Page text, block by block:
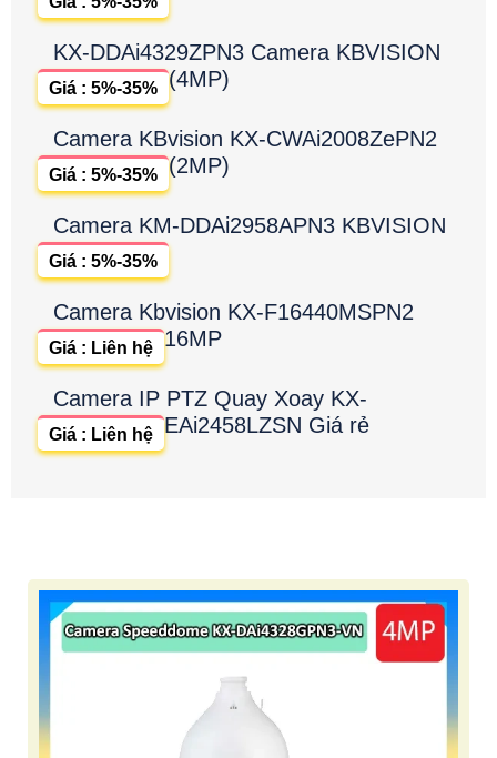
KX-DDAi4329ZPN3 Camera KBVISION
(4MP)
Giá : 5%-35%
Camera KBvision KX-CWAi2008ZePN2
(2MP)
Giá : 5%-35%
Camera KM-DDAi2958APN3 KBVISION
Giá : 5%-35%
Camera Kbvision KX-F16440MSPN2
16MP
Giá : Liên hệ
Camera IP PTZ Quay Xoay KX-
EAi2458LZSN Giá rẻ
Giá : Liên hệ